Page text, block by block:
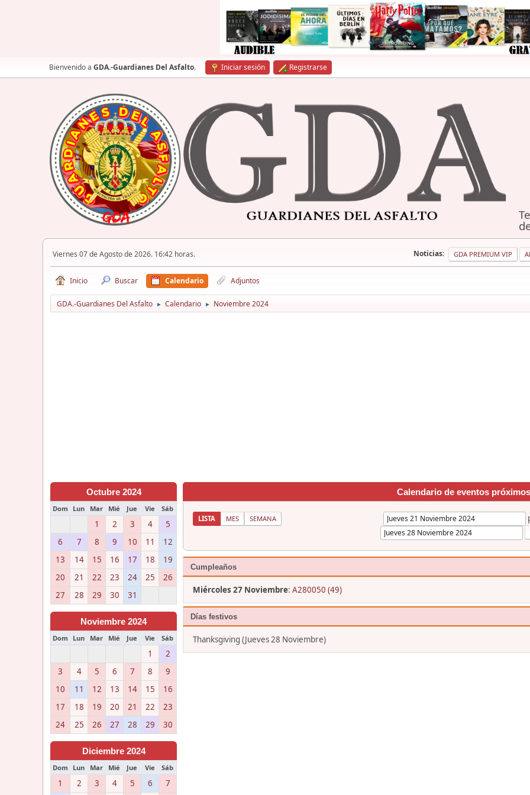
Bienvenido a GDA.-Guardianes Del Asfalto. Iniciar sesión Registrarse
Viernes 07 de Agosto de 2026. 16:42 horas. Noticias: GDA PREMIUM VIP
Inicio Buscar Calendario Adjuntos
GDA.-Guardianes Del Asfalto ► Calendario ► Noviembre 2024
Octubre 2024
Dom Lun Mar Mié Jue Vie Sáb
1 2 3 4
5
6
7 8 9 10 11
12
13
14 15 16 17 18
19
20
21 22 23 24 25
26
27
28 29 30 31
Noviembre 2024
Dom Lun Mar Mié Jue Vie Sáb
1
2
3
4 5 6 7 8
9
10
11 12 13 14 15
16
17
18 19 20 21 22
23
24
25 26 27 28 29 30
Diciembre 2024
Dom Lun Mar Mié Jue Vie Sáb
1 2 3 4 5 6 7
Calendario de eventos próximos
LISTA MES SEMANA
Cumpleaños
Miércoles 27 Noviembre: A280050 (49)
Días festivos
Thanksgiving (Jueves 28 Noviembre)